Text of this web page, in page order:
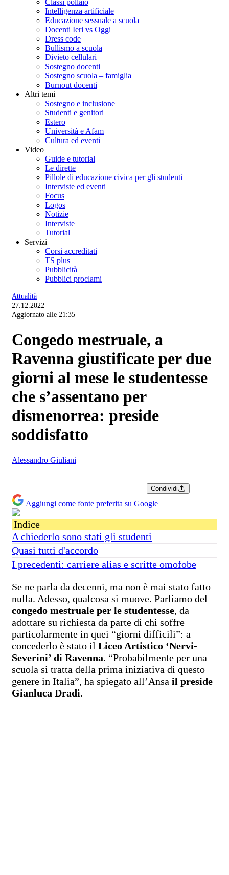
Classi pollaio
Intelligenza artificiale
Educazione sessuale a scuola
Docenti Ieri vs Oggi
Dress code
Bullismo a scuola
Divieto cellulari
Sostegno docenti
Sostegno scuola – famiglia
Burnout docenti
Altri temi
Sostegno e inclusione
Studenti e genitori
Estero
Università e Afam
Cultura ed eventi
Video
Guide e tutorial
Le dirette
Pillole di educazione civica per gli studenti
Interviste ed eventi
Focus
Logos
Notizie
Interviste
Tutorial
Servizi
Corsi accreditati
TS plus
Pubblicità
Pubblici proclami
Attualità
27.12.2022
Aggiornato alle 21:35
Congedo mestruale, a
Ravenna giustificate per due
giorni al mese le studentesse
che s’assentano per
dismenorrea: preside
soddisfatto
Alessandro Giuliani
Condividi
Aggiungi come fonte preferita su Google
Indice
A chiederlo sono stati gli studenti
Quasi tutti d'accordo
I precedenti: carriere alias e scritte omofobe
Se ne parla da decenni, ma non è mai stato fatto
nulla. Adesso, qualcosa si muove. Parliamo del
congedo mestruale per le studentesse, da
adottare su richiesta da parte di chi soffre
particolarmente in quei “giorni difficili”: a
concederlo è stato il Liceo Artistico ‘Nervi-
Severini’ di Ravenna. “Probabilmente per una
scuola si tratta della prima iniziativa di questo
genere in Italia”, ha spiegato all’Ansa il preside
Gianluca Dradi.